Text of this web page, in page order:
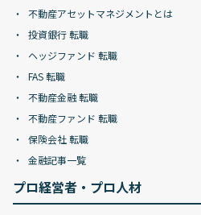
不動産アセットマネジメントとは
投資銀行 転職
ヘッジファンド 転職
FAS 転職
不動産金融 転職
不動産ファンド 転職
保険会社 転職
金融記事一覧
プロ経営者・プロ人材